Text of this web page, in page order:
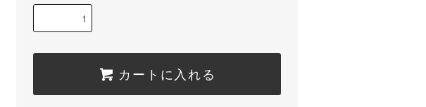
カートに入れる